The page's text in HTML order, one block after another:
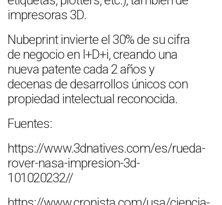
impresoras 3D.
Nubeprint invierte el 30% de su cifra
de negocio en I+D+i, creando una
nueva patente cada 2 años y
decenas de desarrollos únicos con
propiedad intelectual reconocida.
Fuentes:
https://www.3dnatives.com/es/rueda-
rover-nasa-impresion-3d-
101020232//